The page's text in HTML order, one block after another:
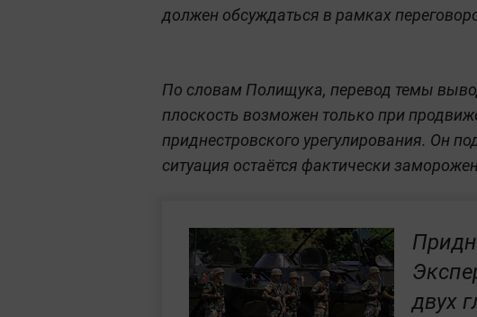
должен обсуждаться в рамках
По словам Полищука, перевод темы
плоскость возможен только при
приднестровского урегулирования. Он
ситуация остаётся фактически
двух